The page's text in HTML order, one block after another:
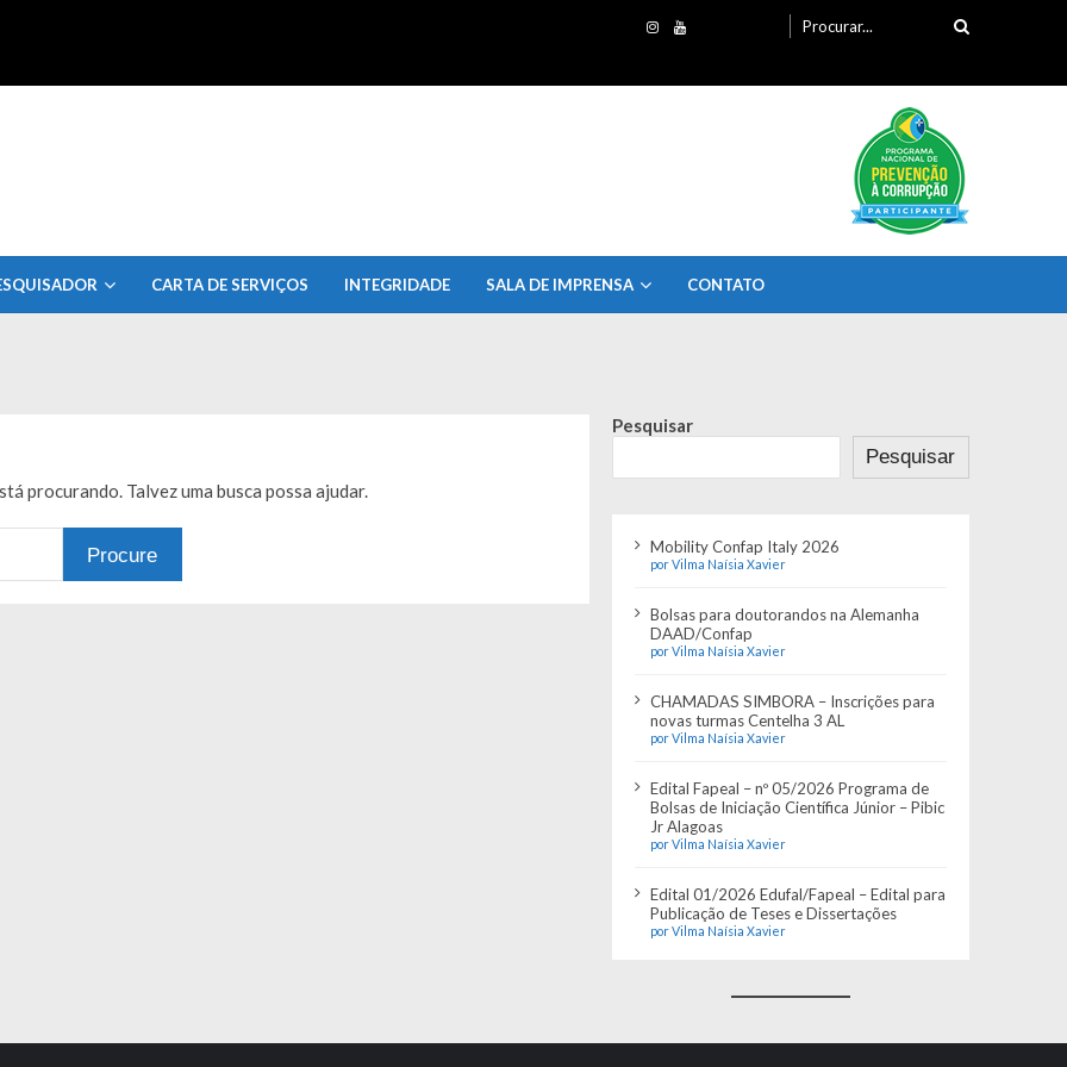
por:
CARTA DE SERVIÇOS INTEGRIDADE SALA DE IMPRENSA CONTATO
procurando. Talvez uma busca possa ajudar.
Pesquisar
Pesquisar
Mobility Confap Italy 2026
por Vilma Naísia Xavier
Bolsas para doutorandos na Alemanha
DAAD/Confap
por Vilma Naísia Xavier
CHAMADAS SIMBORA – Inscrições para
novas turmas Centelha 3 AL
por Vilma Naísia Xavier
Edital Fapeal – nº 05/2026 Programa de
Bolsas de Iniciação Científica Júnior – Pibic
Jr Alagoas
por Vilma Naísia Xavier
Edital 01/2026 Edufal/Fapeal – Edital para
Publicação de Teses e Dissertações
por Vilma Naísia Xavier